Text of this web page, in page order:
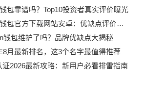
包靠谱吗？Top10投资者真实评价曝光
下载网站安卓：优缺点评价推荐，别再踩坑了
钱包维护了吗？品牌优缺点大揭秘
8月最新排名，这3个名字最值得推荐
证2026最新攻略：新用户必看排雷指南